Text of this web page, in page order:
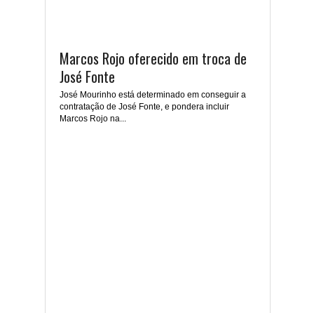
Marcos Rojo oferecido em troca de
José Fonte
José Mourinho está determinado em conseguir a
contratação de José Fonte, e pondera incluir
Marcos Rojo na...